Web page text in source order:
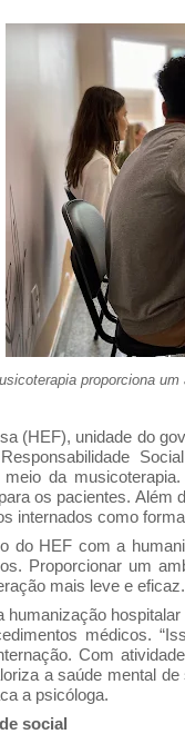
proporciona
(HEF), unidade do
da
os pacientes.
internados como
do HEF com a
Proporcionar um
mais leve e eficaz.
humanização
médicos.
Com
a saúde mental
a psicóloga.
social